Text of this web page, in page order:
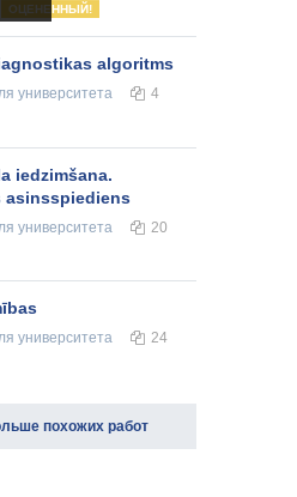
ОЦЕНЕННЫЙ!
algoritms
университета 4
iedzimšana.
asinsspiediens
университета 20
университета 24
похожих работ